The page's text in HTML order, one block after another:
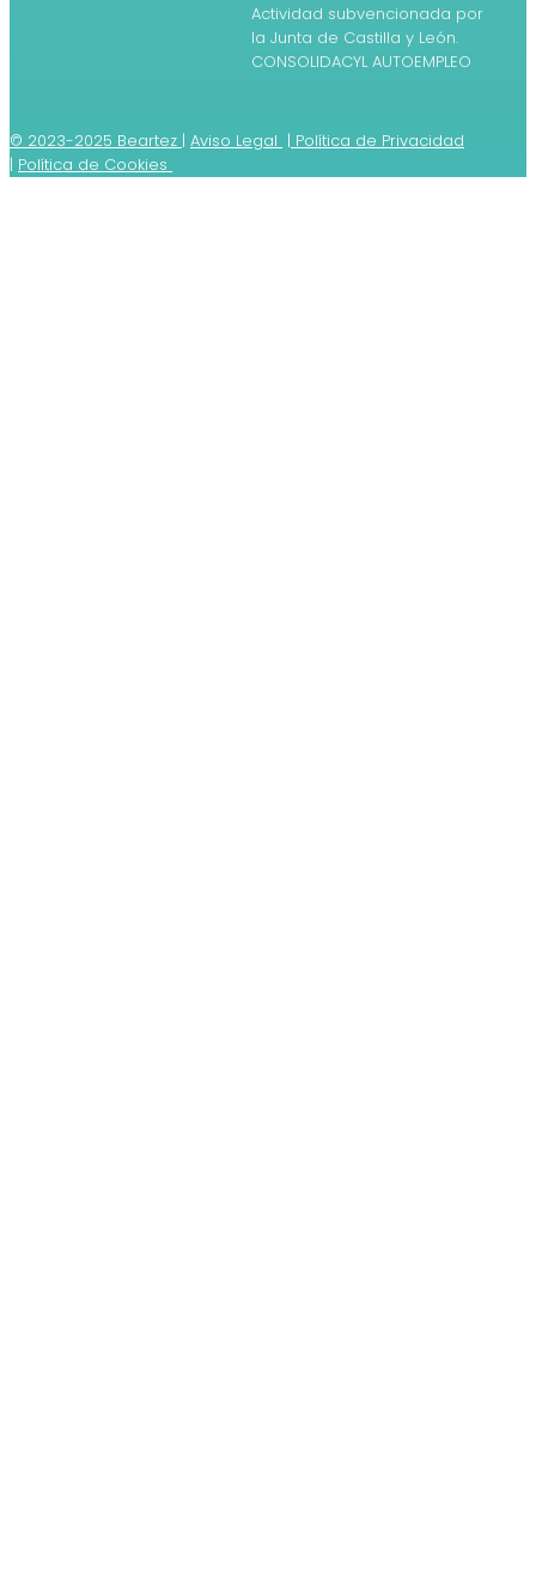
Actividad subvencionada por
la Junta de Castilla y León.
CONSOLIDACYL AUTOEMPLEO
© 2023-2025 Beartez | Aviso Legal | Política de Privacidad
| Política de Cookies